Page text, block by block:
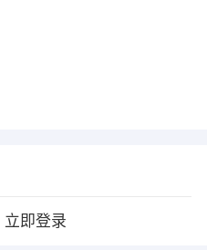
立即登录